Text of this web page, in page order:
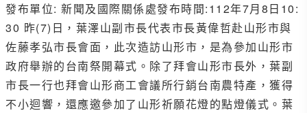
發布單位: 新聞及國際關係處發布時間:112年7月8日10:
30 昨(7)日，葉澤山副市長代表市長黃偉哲赴山形市與
佐藤孝弘市長會面，此次造訪山形市，是為參加山形市
政府舉辦的台南祭開幕式。除了拜會山形市長外，葉副
市長一行也拜會山形商工會議所行銷台南農特產，獲得
不小迴響，還應邀參加了山形祈願花燈的點燈儀式。葉